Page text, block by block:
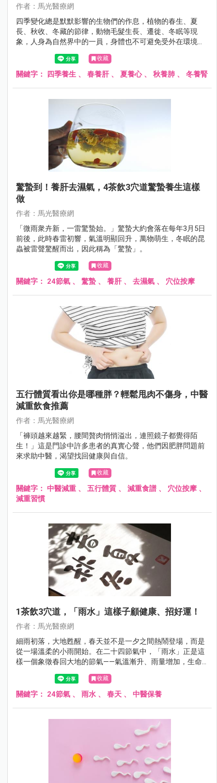
作者：馬光醫療網
四季變化總是默默影響的生物們的作息，植物的春生、夏
長、秋收、冬藏的節律，動物毛髮生長、遷徙、冬眠等現
象，人身為自然界中的一員，身體也不可避免受外在環境而
收藏
關鍵字： 四季養生 、 春養肝、 夏養心、 秋養肺 、 冬養腎
驚蟄到！養肝去濕氣，4茶飲3穴道驚蟄養生這樣
做
作者：馬光醫療網
「微雨衆卉新，一雷驚蟄始。」驚蟄大約會落在每年3月5日
前後，此時春雷初響，氣溫明顯回升，萬物萌生，冬眠的昆
蟲被雷聲驚醒而出，因此稱為「驚蟄」。
收藏
關鍵字： 24節氣 、 驚蟄 、 養肝、 去濕氣 、 穴位按摩
五行體質看出你是哪種胖？輕鬆甩肉不傷身，中醫
減重飲食推薦
作者：馬光醫療網
「褲頭越來越緊，腰間贅肉悄悄溢出，連照鏡子都覺得陌
生！」這是門診中許多患者的真實心聲，他們因肥胖問題前
來求助中醫，渴望找回健康與自信。
收藏
關鍵字： 中醫減重 、 五行體質 、 減重食譜 、 穴位按摩 、
減重習慣
1茶飲3穴道，「雨水」這樣子顧健康、招好運！
作者：馬光醫療網
細雨初落，大地甦醒，春天並不是一夕之間熱鬧登場，而是
從一場溫柔的小雨開始。在二十四節氣中，「雨水」正是這
樣一個象徵春回大地的節氣——氣溫漸升、雨量增加，生命
開始流動，但濕寒仍未散去。此時若能順應天時調養身體、
安定情緒，不僅有助於健康，更能為一整年的元氣打下基
礎。
收藏
關鍵字： 24節氣 、 雨水 、 春天 、 中醫保養